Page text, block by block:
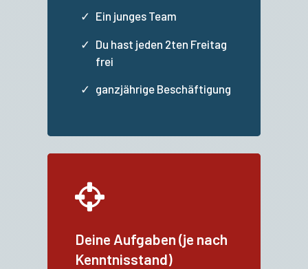
Ein junges Team
Du hast jeden 2ten Freitag
frei
ganzjährige Beschäftigung
Deine Aufgaben (je nach
Kenntnisstand)